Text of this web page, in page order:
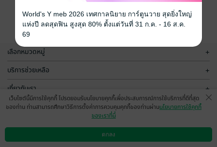
Internationalisation
of Law / สุดารักษ์ สุ
วรรณานนท์ แปล
Bookscape
Publishing House
เลือกหมวดหมู่ +
บริการช่วยเหลือ +
เกี่ยวกับเรา +
กลุ่มธุรกิจในเครือ
ดาวน์โหลดแอป วิธีการใช้งาน ติดต่อเรา
เว็บไซต์นี้มีการใช้คุกกี้ โปรดยอมรับนโยบายคุกกี้เพื่อประสบการณ์การใช้บริการที่ดีที่สุด
ของท่าน ท่านสามารถศึกษาวิธีการตั้งค่าการควบคุมคุกกี้ของท่านผ่านนโยบายการใช้คุกกี้
ของเราที่นี่
ตกลง
World's Y meb 2026 เทศกาลนิยาย การ์ตูนวาย สุดยิ่งใหญ่
แห่งปี ลดสุดฟิน สูงสุด 80% ตั้งแต่วันที่ 31 ก.ค. - 16 ส.ค.
69